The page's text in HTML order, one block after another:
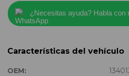
¿Necesitas ayuda? Habla con
Características del vehículo
OEM: